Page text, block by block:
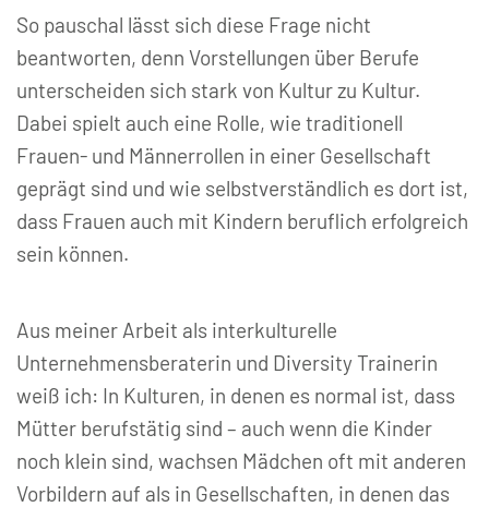
So pauschal lässt sich diese Frage nicht
beantworten, denn Vorstellungen über Berufe
unterscheiden sich stark von Kultur zu Kultur.
Dabei spielt auch eine Rolle, wie traditionell
Frauen- und Männerrollen in einer Gesellschaft
geprägt sind und wie selbstverständlich es dort ist,
dass Frauen auch mit Kindern beruflich erfolgreich
sein können.
Aus meiner Arbeit als interkulturelle
Unternehmensberaterin und Diversity Trainerin
weiß ich: In Kulturen, in denen es normal ist, dass
Mütter berufstätig sind – auch wenn die Kinder
noch klein sind, wachsen Mädchen oft mit anderen
Vorbildern auf als in Gesellschaften, in denen das